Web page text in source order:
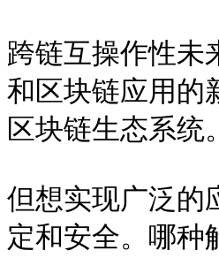
跨链互操作性未
和区块链应用的
区块链生态系统。
但想实现广泛的
定和安全。哪种